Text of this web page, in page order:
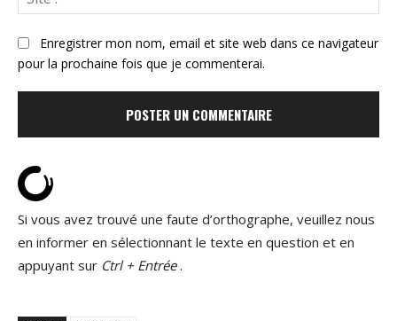
:
Enregistrer mon nom, email et site web dans ce navigateur
pour la prochaine fois que je commenterai.
Si vous avez trouvé une faute d’orthographe, veuillez nous
en informer en sélectionnant le texte en question et en
appuyant sur Ctrl + Entrée.